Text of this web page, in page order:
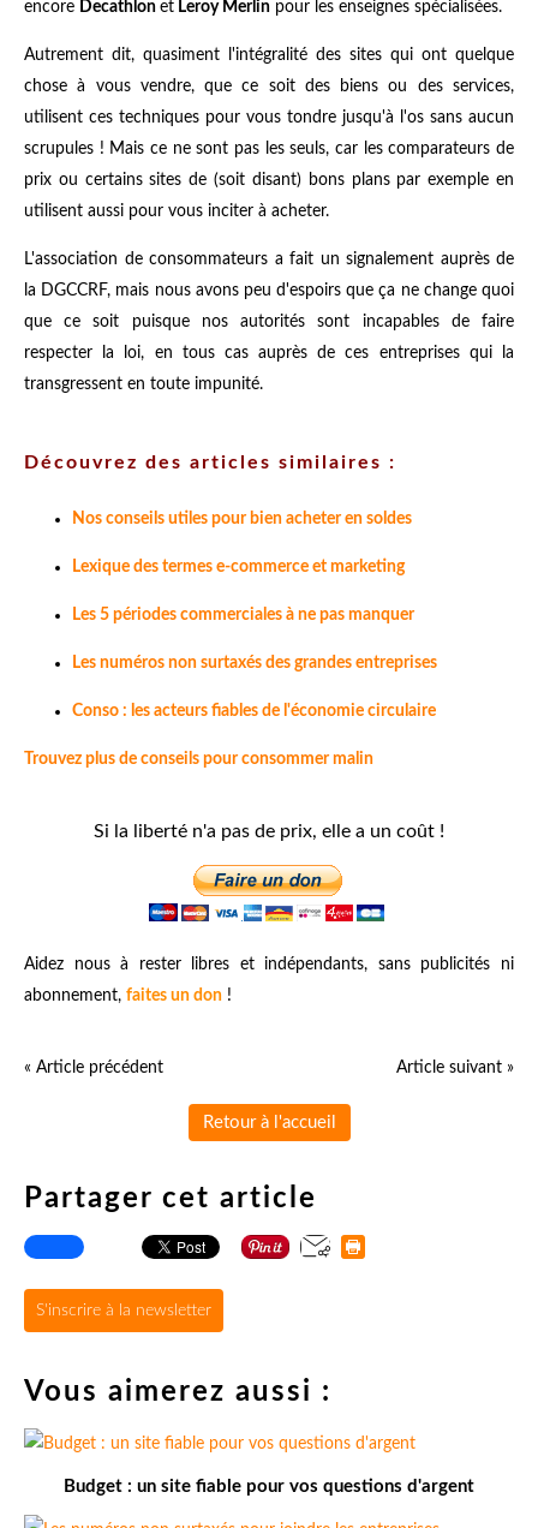
encore Decathlon et Leroy Merlin pour les enseignes spécialisées.
Autrement dit, quasiment l'intégralité des sites qui ont quelque
chose à vous vendre, que ce soit des biens ou des services,
utilisent ces techniques pour vous tondre jusqu'à l'os sans aucun
scrupules ! Mais ce ne sont pas les seuls, car les comparateurs de
prix ou certains sites de (soit disant) bons plans par exemple en
utilisent aussi pour vous inciter à acheter.
L'association de consommateurs a fait un signalement auprès de
la DGCCRF, mais nous avons peu d'espoirs que ça ne change quoi
que ce soit puisque nos autorités sont incapables de faire
respecter la loi, en tous cas auprès de ces entreprises qui la
transgressent en toute impunité.
Découvrez des articles similaires :
Nos conseils utiles pour bien acheter en soldes
Lexique des termes e-commerce et marketing
Les 5 périodes commerciales à ne pas manquer
Les numéros non surtaxés des grandes entreprises
Conso : les acteurs fiables de l'économie circulaire
Trouvez plus de conseils pour consommer malin
Si la liberté n'a pas de prix, elle a un coût !
Aidez nous à rester libres et indépendants, sans publicités ni
abonnement, faites un don !
« Article précédent Article suivant »
Retour à l'accueil
Partager cet article
S'inscrire à la newsletter
Vous aimerez aussi :
Budget : un site fiable pour vos questions d'argent